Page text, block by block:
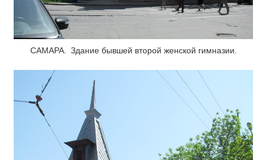
САМАРА. Здание бывшей второй женской гимназии.